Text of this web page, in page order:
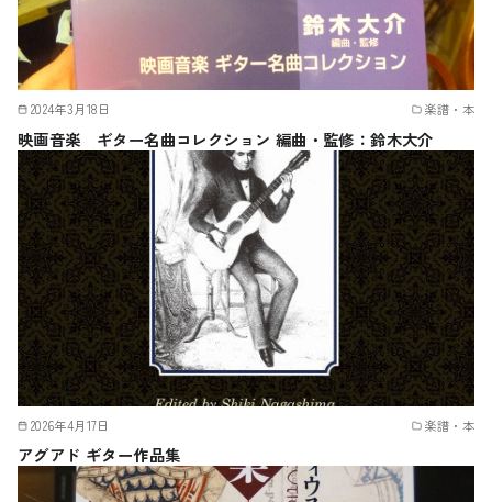
2024年3月18日 楽譜・本
映画音楽 ギター名曲コレクション 編曲・監修：鈴木大介
2026年4月17日 楽譜・本
アグアド ギター作品集